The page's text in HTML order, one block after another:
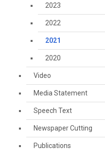
2023
2022
2021
2020
Video
Media Statement
Speech Text
Newspaper Cutting
Publications